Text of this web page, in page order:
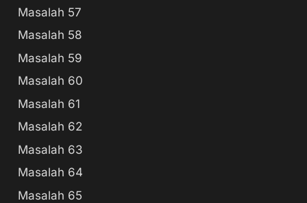
Masalah 57
Masalah 58
Masalah 59
Masalah 60
Masalah 61
Masalah 62
Masalah 63
Masalah 64
Masalah 65